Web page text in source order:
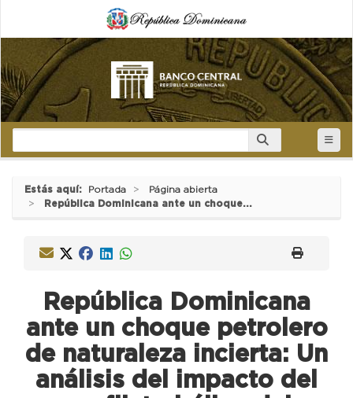
Estás aquí: Portada
Página abierta
República Dominicana ante un choque...
República Dominicana
ante un choque petrolero
de naturaleza incierta: Un
análisis del impacto del